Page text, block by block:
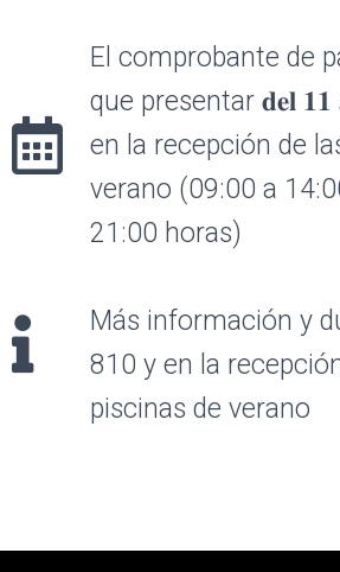
El comprobante de
que presentar 𝐝𝐞𝐥 𝟏𝟏
en la recepción de
verano (09:00 a
21:00 horas)
Más información y
810 y en la
piscinas de verano